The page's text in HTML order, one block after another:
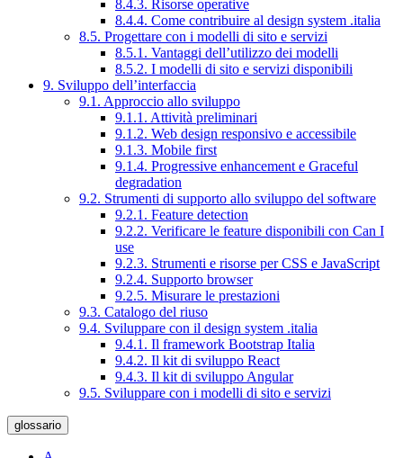
8.4.3. Risorse operative
8.4.4. Come contribuire al design system .italia
8.5. Progettare con i modelli di sito e servizi
8.5.1. Vantaggi dell’utilizzo dei modelli
8.5.2. I modelli di sito e servizi disponibili
9. Sviluppo dell’interfaccia
9.1. Approccio allo sviluppo
9.1.1. Attività preliminari
9.1.2. Web design responsivo e accessibile
9.1.3. Mobile first
9.1.4. Progressive enhancement e Graceful
degradation
9.2. Strumenti di supporto allo sviluppo del software
9.2.1. Feature detection
9.2.2. Verificare le feature disponibili con Can I
use
9.2.3. Strumenti e risorse per CSS e JavaScript
9.2.4. Supporto browser
9.2.5. Misurare le prestazioni
9.3. Catalogo del riuso
9.4. Sviluppare con il design system .italia
9.4.1. Il framework Bootstrap Italia
9.4.2. Il kit di sviluppo React
9.4.3. Il kit di sviluppo Angular
9.5. Sviluppare con i modelli di sito e servizi
glossario